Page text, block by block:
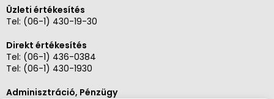
Üzleti értékesítés
Tel: (06-1) 430-19-30
Direkt értékesítés
Tel: (06-1) 436-0384
Tel: (06-1) 430-1930
Adminisztráció, Pénzügy